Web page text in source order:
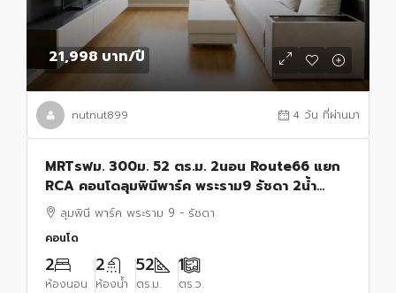
21,998 บาท/ปี
nutnut899 4 วัน ที่ผ่านมา
MRTรฟม. 300ม. 52 ตร.ม. 2นอน Route66 แยก
RCA คอนโดลุมพินีพาร์ค พระราม9 รัชดา 2น้ำ
อาคาร A ชั้น 20 วิวทิศตะวันออก เฟอร์ฯ รพ.ปิยะ
เวท 500 ม.
ลุมพินี พาร์ค พระราม 9 - รัชดา
คอนโด
2
ห้องนอน
2
ห้องน้ำ
52
ตร.ม.
1
ตร.ว.